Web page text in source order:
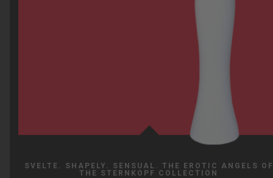
SVELTE. SHAPELY. SENSUAL. THE EROTIC ANGELS OF
THE STERNKOPF COLLECTION